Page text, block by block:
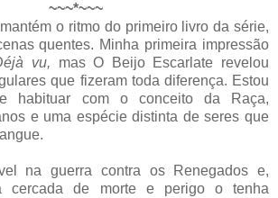
~~~*~~~
o ritmo do primeiro livro da série,
quentes. Minha primeira impressão
vu, mas O Beijo Escarlate revelou
que fizeram toda diferença. Estou
habituar com o conceito da Raça,
e uma espécie distinta de seres que
na guerra contra os Renegados e,
cercada de morte e perigo o tenha